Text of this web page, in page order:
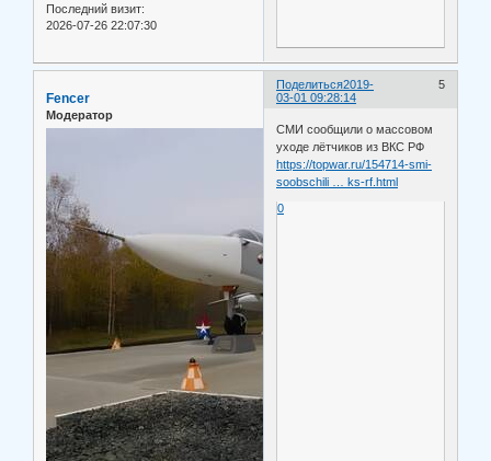
Последний визит:
2026-07-26 22:07:30
Поделиться 5
2019-
03-01 09:28:14
Fencer
Модератор
СМИ сообщили о массовом
уходе лётчиков из ВКС РФ
https://topwar.ru/154714-smi-
soobschili … ks-rf.html
0